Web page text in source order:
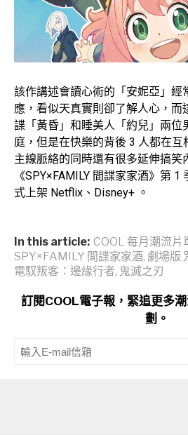
該作講述會讀心術的「安妮亞」經
應，看似天真實則卻了解人心，而
諜「黃昏」和睡美人「約兒」兩位
庭，但是在快樂的背後 3 人都在
主線脈絡的同時還有很多延伸搞笑
《SPY×FAMILY 間諜家家酒》第
式上架 Netflix、Disney+ 。
In this article: COOL 每月潮流片
SPY×FAMILY 間諜家家酒, 劇場版
電馭叛客：邊緣行者, 鬼滅之刃
訂閱COOL電子報，緊追更多
劃。